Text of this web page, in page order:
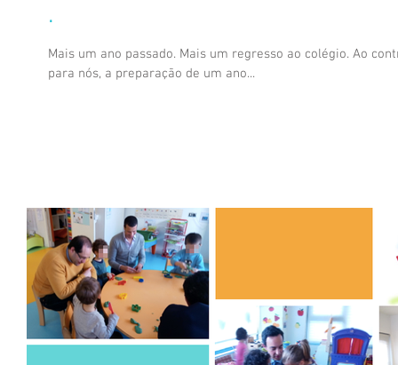
.
Mais um ano passado. Mais um regresso ao colégio. Ao
para nós, a preparação de um ano...